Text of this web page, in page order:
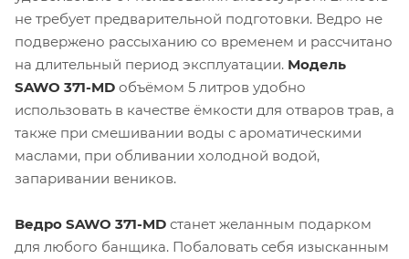
не требует предварительной подготовки. Ведро не
подвержено рассыханию со временем и рассчитано
на длительный период эксплуатации. Модель
SAWO 371-MD объёмом 5 литров удобно
использовать в качестве ёмкости для отваров трав, а
также при смешивании воды с ароматическими
маслами, при обливании холодной водой,
запаривании веников.
Ведро SAWO 371-MD станет желанным подарком
для любого банщика. Побаловать себя изысканным